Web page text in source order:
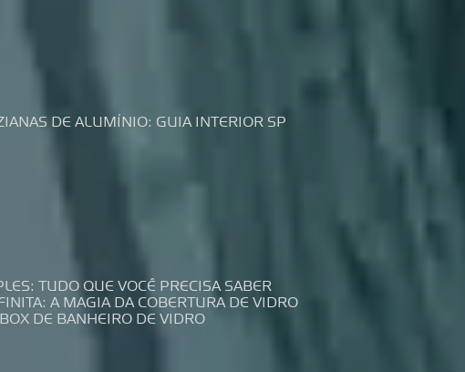
DE ALUMÍNIO: GUIA INTERIOR SP
TUDO QUE VOCÊ PRECISA SABER
A MAGIA DA COBERTURA DE VIDRO
DE BANHEIRO DE VIDRO